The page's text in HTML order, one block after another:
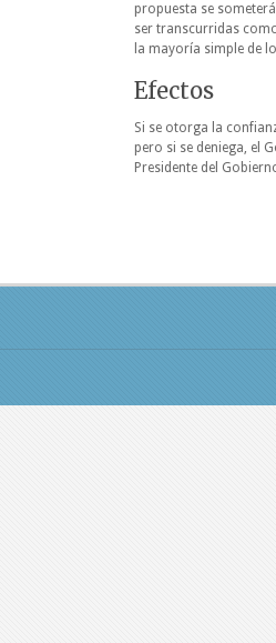
propuesta se
ser transcurridas
la mayoría simple de
Efectos
Si se otorga la
pero si se deniega, el
Presidente del